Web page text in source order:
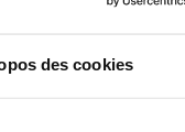
des cookies